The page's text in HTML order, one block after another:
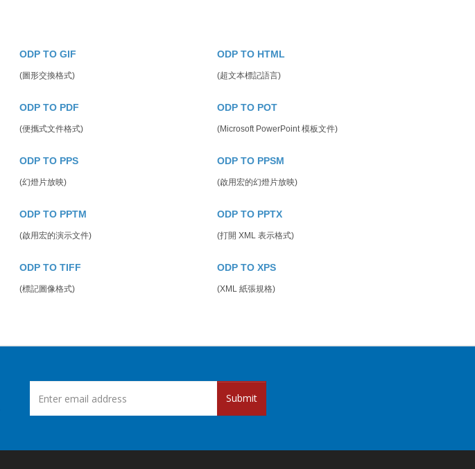
ODP TO GIF
(圖形交換格式)
ODP TO HTML
(超文本標記語言)
ODP TO PDF
(便攜式文件格式)
ODP TO POT
(Microsoft PowerPoint 模板文件)
ODP TO PPS
(幻燈片放映)
ODP TO PPSM
(啟用宏的幻燈片放映)
ODP TO PPTM
(啟用宏的演示文件)
ODP TO PPTX
(打開 XML 表示格式)
ODP TO TIFF
(標記圖像格式)
ODP TO XPS
(XML 紙張規格)
Submit